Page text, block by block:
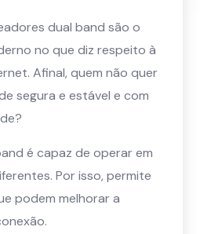
dual band são o
no que diz respeito à
Afinal, quem não quer
segura e estável e com
é capaz de operar em
Por isso, permite
podem melhorar a